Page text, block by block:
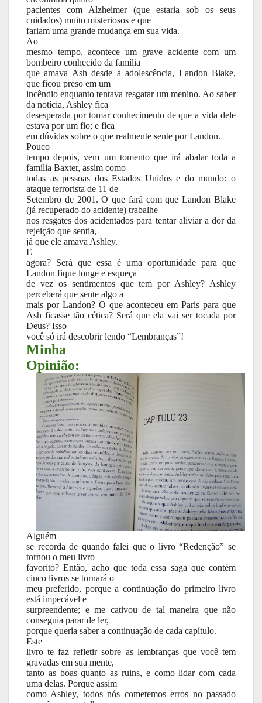
pacientes com Alzheimer (que estaria sob os seus
cuidados) muito misteriosos e que
fariam uma grande mudança em sua vida.
Ao
mesmo tempo, acontece um grave acidente com um
bombeiro conhecido da família
que amava Ash desde a adolescência, Landon Blake,
que ficou preso em um
incêndio enquanto tentava resgatar um menino. Ao saber
da notícia, Ashley fica
desesperada por tomar conhecimento de que a vida dele
estava por um fio; e fica
em dúvidas sobre o que realmente sente por Landon.
Pouco
tempo depois, vem um tomento que irá abalar toda a
família Baxter, assim como
todas as pessoas dos Estados Unidos e do mundo: o
ataque terrorista de 11 de
Setembro de 2001. O que fará com que Landon Blake
(já recuperado do acidente) trabalhe
nos resgates dos acidentados para tentar aliviar a dor da
rejeição que sentia,
já que ele amava Ashley.
E
agora? Será que essa é uma oportunidade para que
Landon fique longe e esqueça
de vez os sentimentos que tem por Ashley? Ashley
perceberá que sente algo a
mais por Landon? O que aconteceu em Paris para que
Ash ficasse tão cética? Será que ela vai ser tocada por
Deus? Isso
você só irá descobrir lendo “Lembranças”!
Minha
Opinião:
Alguém
se recorda de quando falei que o livro “Redenção” se
tornou o meu livro
favorito? Então, acho que toda essa saga que contém
cinco livros se tornará o
meu preferido, porque a continuação do primeiro livro
está impecável e
surpreendente; e me cativou de tal maneira que não
conseguia parar de ler,
porque queria saber a continuação de cada capítulo.
Este
livro te faz refletir sobre as lembranças que você tem
gravadas em sua mente,
tanto as boas quanto as ruins, e como lidar com cada
uma delas. Porque assim
como Ashley, todos nós cometemos erros no passado